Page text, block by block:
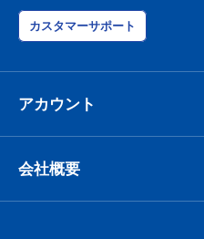
カスタマーサポート
アカウント
会社概要